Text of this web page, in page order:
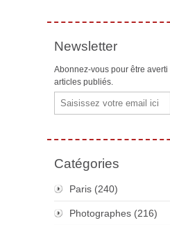
Newsletter
Abonnez-vous pour être
articles publiés.
Email
Catégories
Paris (240)
Photographes (216)